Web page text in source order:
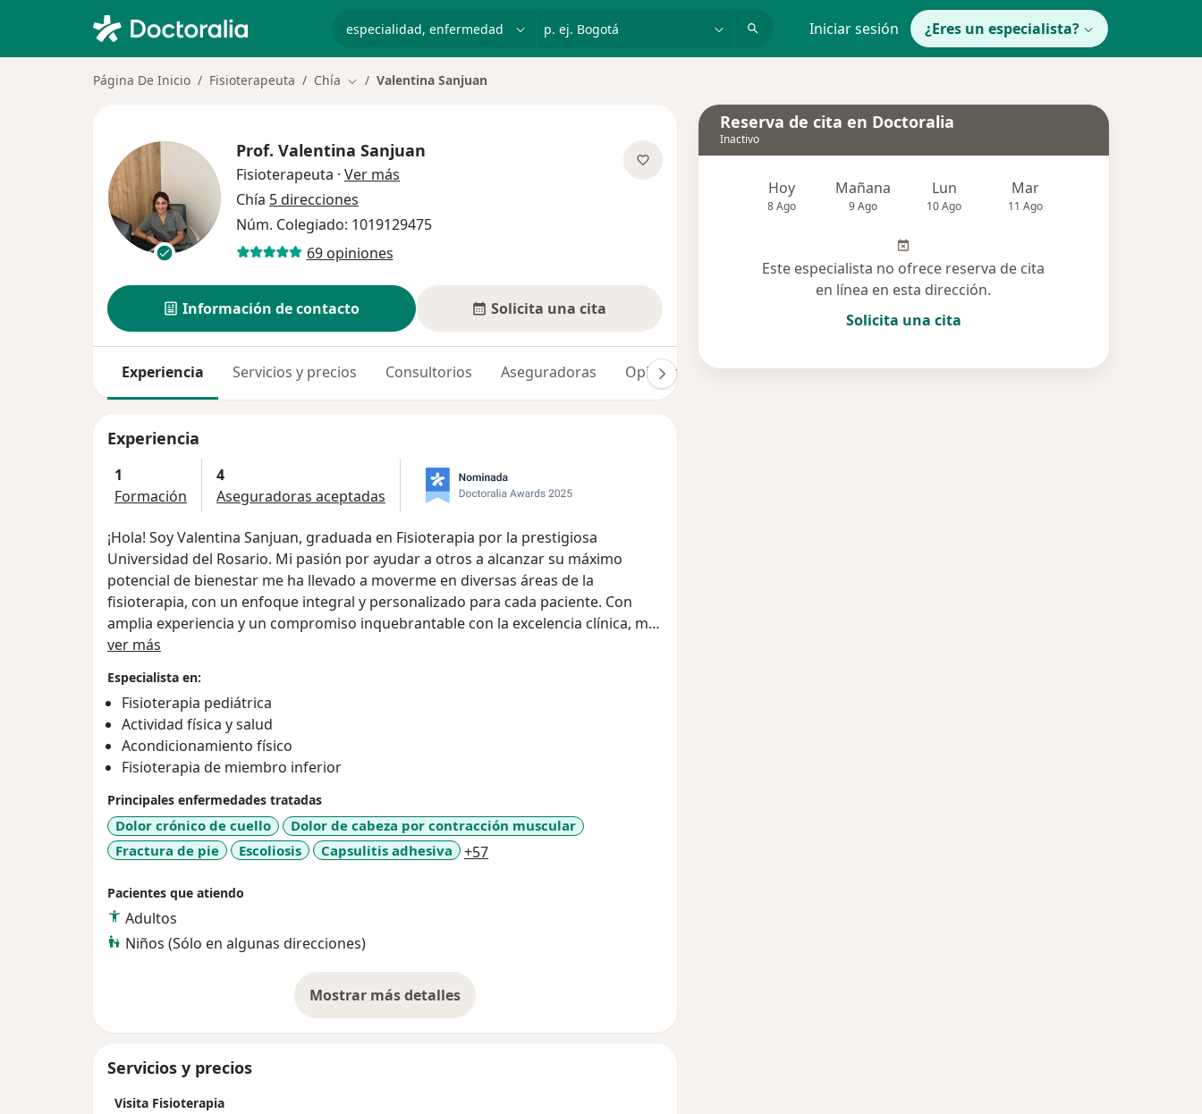
p. ej. Bogotá Iniciar sesión ¿Eres un especialista?
Página De Inicio Fisioterapeuta Chía Cambiar de ciudad
Valentina Sanjuan
Prof. Valentina Sanjuan
Fisioterapeuta · Ver más
Chía 5 direcciones
Núm. Colegiado: 1019129475
69 opiniones
Información de contacto Solicita una cita
Experiencia Servicios y precios Consultorios Aseguradoras Opiniones (69) Dudas solucionadas (37)
Experiencia
1
Formación
4
Aseguradoras aceptadas
¡Hola! Soy Valentina Sanjuan, graduada en Fisioterapia por la prestigiosa
Universidad del Rosario. Mi pasión por ayudar a otros a alcanzar su máximo
potencial de bienestar me ha llevado a moverme en diversas áreas de la
fisioterapia, con un enfoque integral y personalizado para cada paciente. Con
amplia experiencia y un compromiso inquebrantable con la excelencia clínica, me
enorgullezco de ofrecer tratamientos innovadores y efectivos que no solo alivian
lesiones futuras. ¡Estoy aquí para ser tu aliado en el camino hacia una vida sin
limitaciones! Agenda una cita y déjame ayudarte a alcanzar tus metas de salud y
bienestar..
ver más
Especialista en:
Fisioterapia pediátrica
Actividad física y salud
Acondicionamiento físico
Fisioterapia de miembro inferior
Principales enfermedades tratadas
Dolor crónico de cuello
Dolor de cabeza por contracción muscular
Fractura de pie
Escoliosis Capsulitis adhesiva +57a11y_sr_more_diseases
Pacientes que atiendo
Adultos
Niños (Sólo en algunas direcciones)
Mostrar más detalles
sobre la experiencia
Servicios y precios
Visita Fisioterapia
Reserva de cita en Doctoralia
Inactivo
Hoy
8 Ago
Mañana
9 Ago
Lun
10 Ago
Mar
11 Ago
Este especialista no ofrece reserva de cita
en línea en esta dirección.
Solicita una cita